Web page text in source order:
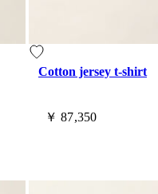
Cotton jersey t-shirt
￥ 87,350